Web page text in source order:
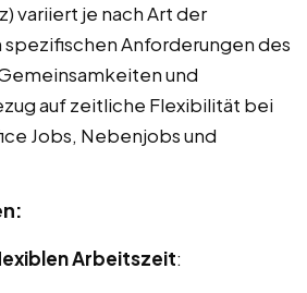
variiert je nach Art der
spezifischen Anforderungen des
und
auf zeitliche Flexibilität bei
Jobs, Nebenjobs und
Arbeitszeit: